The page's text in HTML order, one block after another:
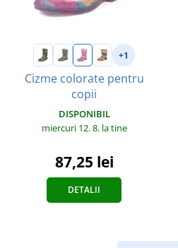
+1
Cizme colorate pentru
copii
DISPONIBIL
miercuri 12. 8. la tine
87,25 lei
DETALII